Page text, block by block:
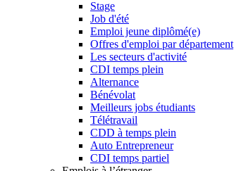
Stage
Job d'été
Emploi jeune diplômé(e)
Offres d'emploi par département
Les secteurs d'activité
CDI temps plein
Alternance
Bénévolat
Meilleurs jobs étudiants
Télétravail
CDD à temps plein
Auto Entrepreneur
CDI temps partiel